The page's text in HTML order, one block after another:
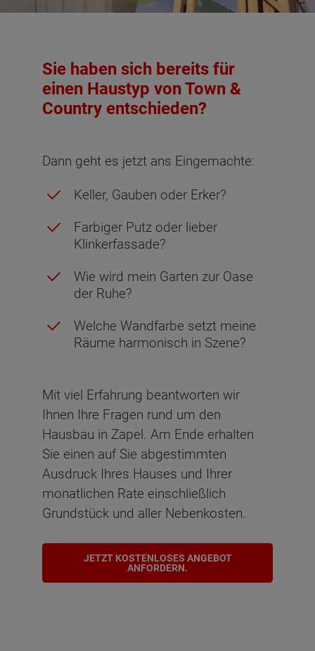
Sie haben sich bereits für
einen Haustyp von Town &
Country entschieden?
Dann geht es jetzt ans Eingemachte:
Keller, Gauben oder Erker?
Farbiger Putz oder lieber
Klinkerfassade?
Wie wird mein Garten zur Oase
der Ruhe?
Welche Wandfarbe setzt meine
Räume harmonisch in Szene?
Mit viel Erfahrung beantworten wir
Ihnen Ihre Fragen rund um den
Hausbau in Zapel. Am Ende erhalten
Sie einen auf Sie abgestimmten
Ausdruck Ihres Hauses und Ihrer
monatlichen Rate einschließlich
Grundstück und aller Nebenkosten.
JETZT KOSTENLOSES ANGEBOT
ANFORDERN.